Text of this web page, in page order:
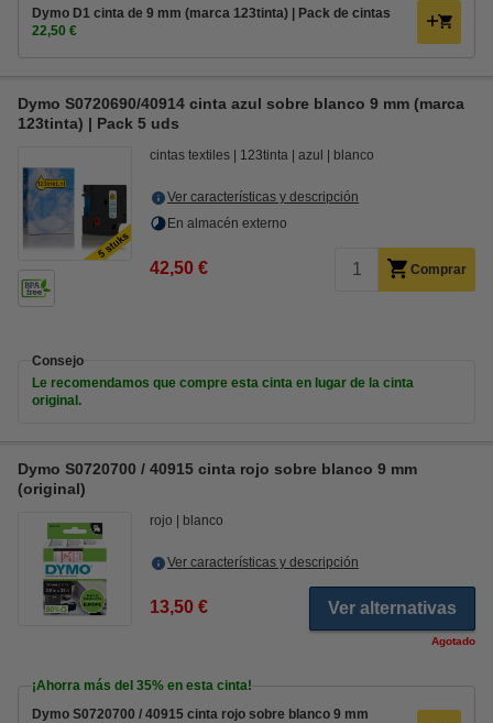
Dymo D1 cinta de 9 mm (marca 123tinta) | Pack de cintas
22,50 €
Dymo S0720690/40914 cinta azul sobre blanco 9 mm (marca
123tinta) | Pack 5 uds
cintas textiles 123tinta azul blanco
Ver características y descripción
En almacén externo
42,50 € Comprar
Consejo
Le recomendamos que compre esta cinta en lugar de la cinta
original.
Dymo S0720700 / 40915 cinta rojo sobre blanco 9 mm
(original)
rojo blanco
Ver características y descripción
13,50 € Ver alternativas
Agotado
¡Ahorra más del 35% en esta cinta!
Dymo S0720700 / 40915 cinta rojo sobre blanco 9 mm